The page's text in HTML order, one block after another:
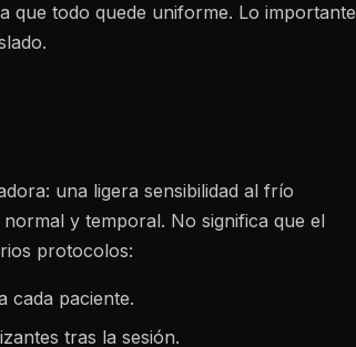
que todo quede uniforme. Lo importante
una ligera sensibilidad al frío
y temporal. No significa que el
protocolos:
cada paciente.
tras la sesión.